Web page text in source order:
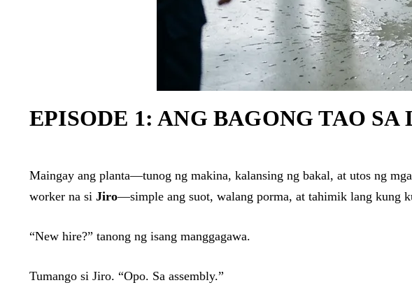
EPISODE 1: ANG BAGONG TAO SA
Maingay ang planta—tunog ng makina, kalansing ng bakal, at utos ng
worker na si Jiro—simple ang suot, walang porma, at tahimik lang kung
“New hire?” tanong ng isang manggagawa.
Tumango si Jiro. “Opo. Sa assembly.”